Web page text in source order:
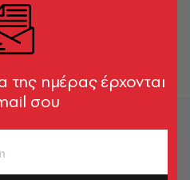
ημέρας έρχονται
σου